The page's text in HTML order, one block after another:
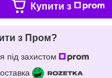
Купити з
з Пром?
під захистом